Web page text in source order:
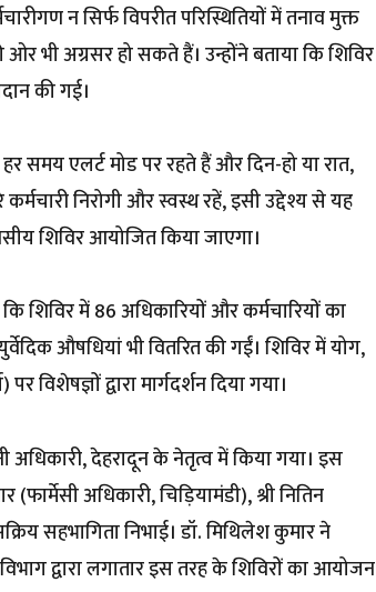
न सिर्फ विपरीत परिस्थितियों में तनाव मुक्त
भी अग्रसर हो सकते हैं। उन्होंने बताया कि शिविर
की गई।
समय एलर्ट मोड पर रहते हैं और दिन-हो या रात,
निरोगी और स्वस्थ रहें, इसी उद्देश्य से यह
शिविर आयोजित किया जाएगा।
शिविर में 86 अधिकारियों और कर्मचारियों का
औषधियां भी वितरित की गईं। शिविर में योग,
द्वारा मार्गदर्शन दिया गया।
देहरादून के नेतृत्व में किया गया। इस
(फार्मेसी अधिकारी, चिड़ियामंडी), श्री नितिन
सहभागिता निभाई। डॉ. मिथिलेश कुमार ने
द्वारा लगातार इस तरह के शिविरों का आयोजन